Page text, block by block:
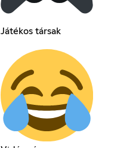
Játékos társak